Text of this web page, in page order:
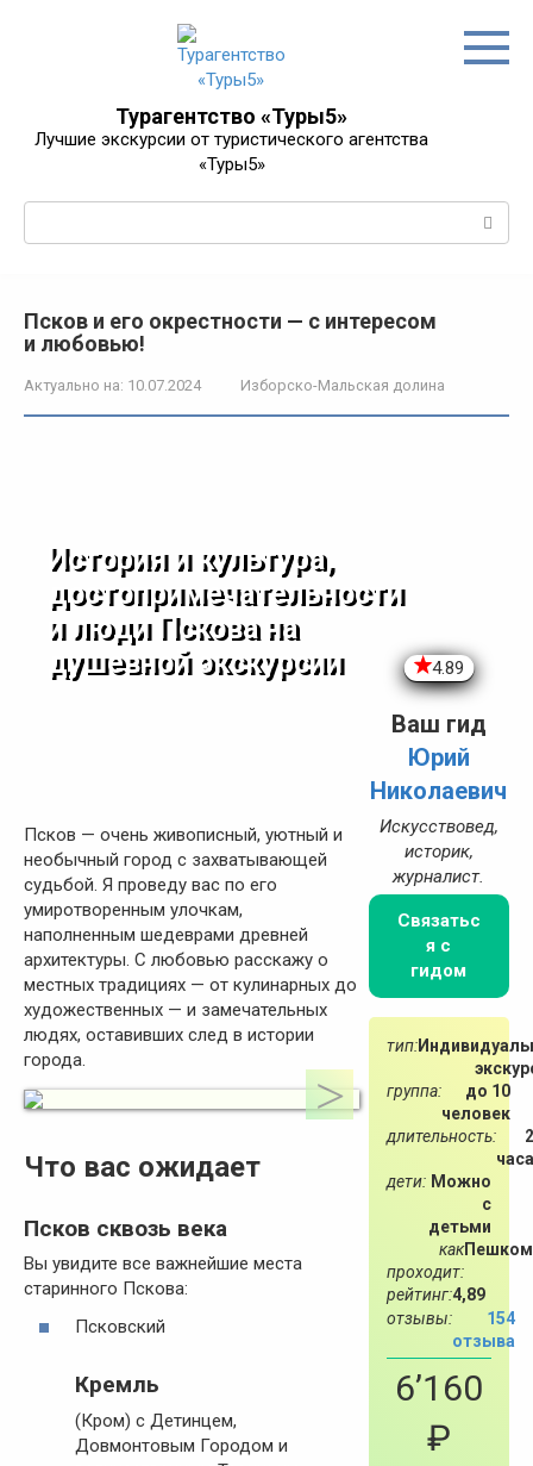
Турагентство «Туры5»
Лучшие экскурсии от туристического агентства
«Туры5»
Псков и его окрестности — с интересом
и любовью!
Актуально на: 10.07.2024 Изборско-Мальская долина
История и культура,
достопримечательности
и люди Пскова на
душевной экскурсии
4.89
Ваш гид
Юрий
Николаевич
Искусствовед,
историк,
журналист.
Связатьс
я с
гидом
тип:
группа:
до 10
человек
длительность:
2
часа
дети: Можно
с
детьми
как
проходит:
Пешком
рейтинг:4,89
отзывы:
154
отзыва
6’160
₽
Псков — очень живописный, уютный и
необычный город с захватывающей
судьбой. Я проведу вас по его
умиротворенным улочкам,
наполненным шедеврами древней
архитектуры. С любовью расскажу о
местных традициях — от кулинарных до
художественных — и замечательных
людях, оставивших след в истории
города.
Что вас ожидает
Псков сквозь века
Вы увидите все важнейшие места
старинного Пскова:
Псковский
Кремль
(Кром) с Детинцем,
Довмонтовым Городом и